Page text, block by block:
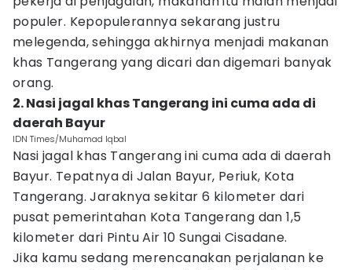
populer. Kepopulerannya sekarang justru
melegenda, sehingga akhirnya menjadi makanan
khas Tangerang yang dicari dan digemari banyak
orang.
2. Nasi jagal khas Tangerang ini cuma ada di
daerah Bayur
IDN Times/Muhamad Iqbal
Nasi jagal khas Tangerang ini cuma ada di daerah
Bayur. Tepatnya di Jalan Bayur, Periuk, Kota
Tangerang. Jaraknya sekitar 6 kilometer dari
pusat pemerintahan Kota Tangerang dan 1,5
kilometer dari Pintu Air 10 Sungai Cisadane.
Jika kamu sedang merencanakan perjalanan ke